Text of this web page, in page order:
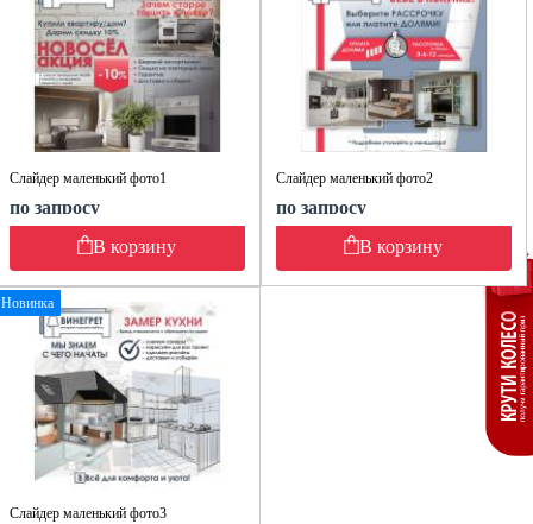
Слайдер маленький фото1
по запросу
В корзину
Слайдер маленький фото2
по запросу
В корзину
Новинка
Слайдер маленький фото3